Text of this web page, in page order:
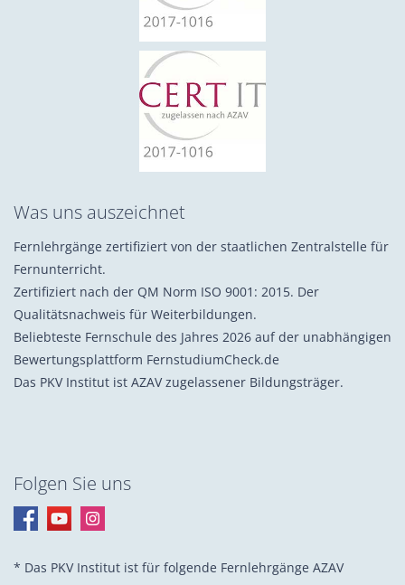
Was uns auszeichnet
Fernlehrgänge zertifiziert von der staatlichen Zentralstelle für
Fernunterricht.
Zertifiziert nach der QM Norm ISO 9001: 2015. Der
Qualitätsnachweis für Weiterbildungen.
Beliebteste Fernschule des Jahres 2026 auf der unabhängigen
Bewertungsplattform FernstudiumCheck.de
Das PKV Institut ist AZAV zugelassener Bildungsträger.
Folgen Sie uns
* Das PKV Institut ist für folgende Fernlehrgänge AZAV